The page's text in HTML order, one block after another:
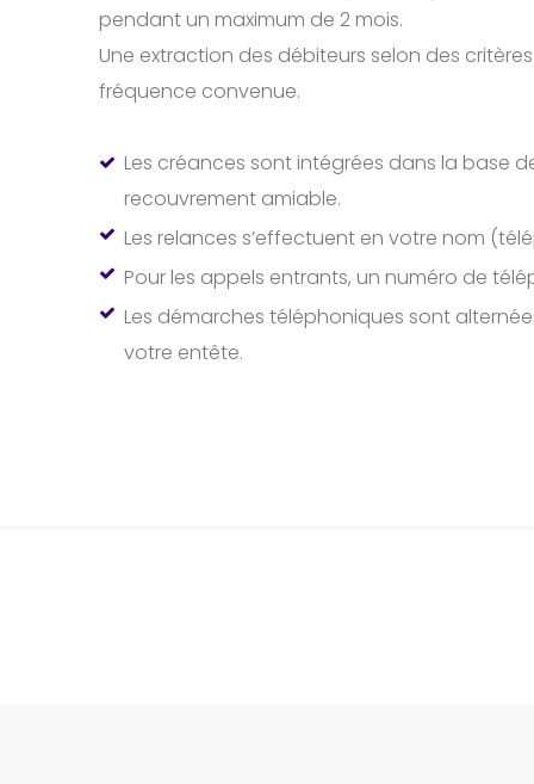
pendant un maximum de 2 mois.
Une extraction des débiteurs selon des
fréquence convenue.
Les créances sont intégrées dans la base
recouvrement amiable.
Les relances s’effectuent en votre nom
Pour les appels entrants, un numéro de
Les démarches téléphoniques sont
votre entête.